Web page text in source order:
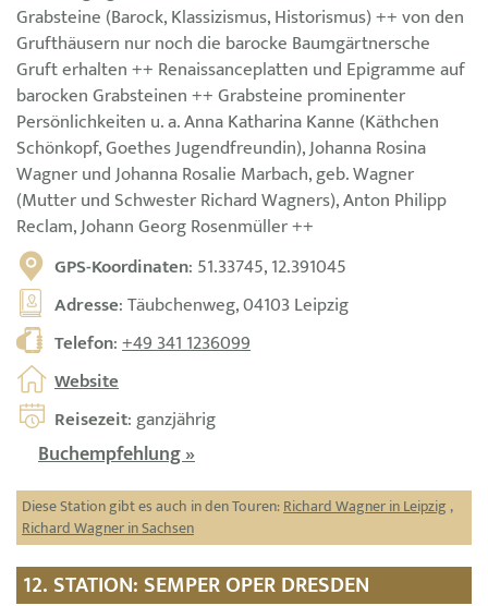
Grabsteine (Barock, Klassizismus, Historismus) ++ von den
Grufthäusern nur noch die barocke Baumgärtnersche
Gruft erhalten ++ Renaissanceplatten und Epigramme auf
barocken Grabsteinen ++ Grabsteine prominenter
Persönlichkeiten u. a. Anna Katharina Kanne (Käthchen
Schönkopf, Goethes Jugendfreundin), Johanna Rosina
Wagner und Johanna Rosalie Marbach, geb. Wagner
(Mutter und Schwester Richard Wagners), Anton Philipp
Reclam, Johann Georg Rosenmüller ++
GPS-Koordinaten: 51.33745, 12.391045
Adresse: Täubchenweg, 04103 Leipzig
Telefon:+49 341 1236099
Website
Reisezeit: ganzjährig
Buchempfehlung »
Diese Station gibt es auch in den Touren:Richard Wagner in Leipzig ,
Richard Wagner in Sachsen
12. STATION: SEMPER OPER DRESDEN